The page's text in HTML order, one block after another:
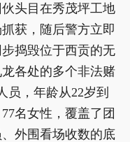
头目在秀茂坪工地
获，随后警方立即
捣毁位于西贡的无
各处的多个非法赌
员，年龄从22岁到
名女性，覆盖了团
外围看场收数的底